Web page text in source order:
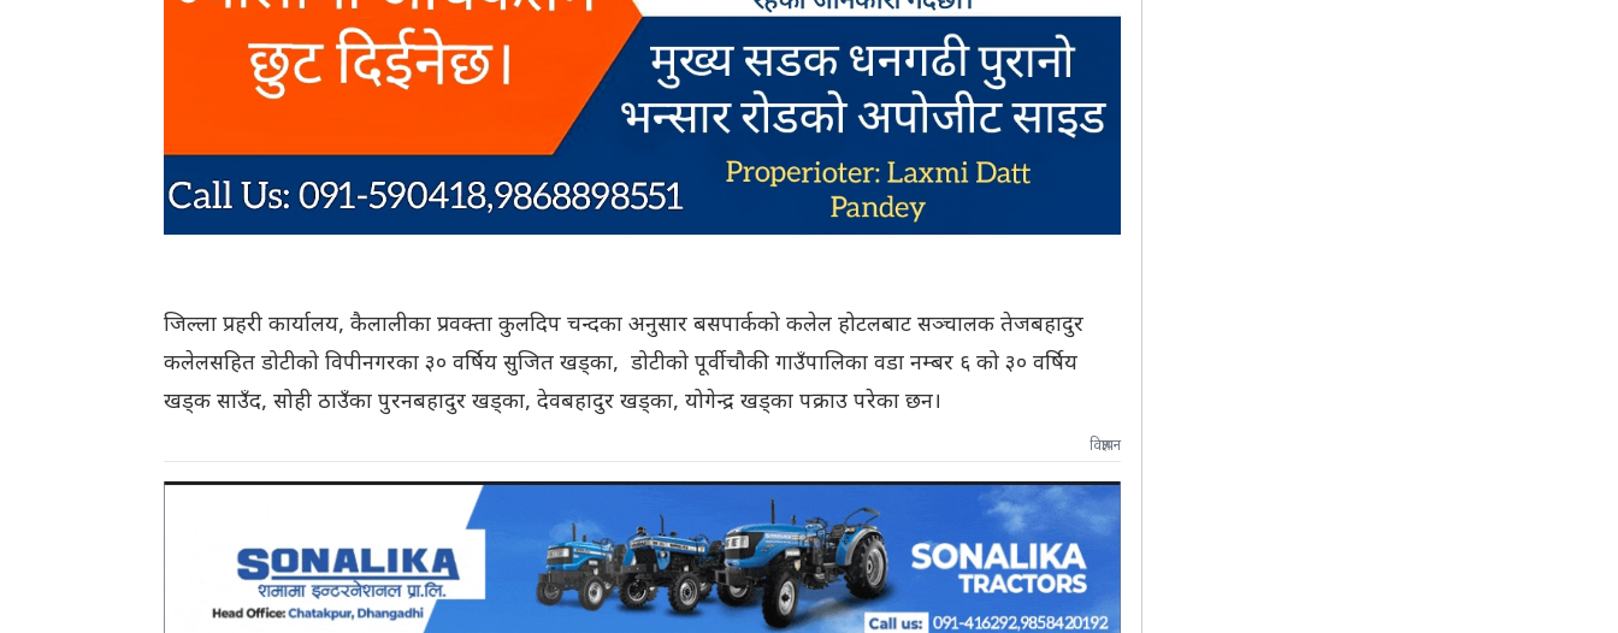
जिल्ला प्रहरी कार्यालय, कैलालीका प्रवक्ता कुलदिप चन्दका अनुसार बसपार्कको कलेल होटलबाट सञ्चालक तेजबहादुर
कलेलसहित डोटीको विपीनगरका ३० वर्षिय सुजित खड्का, डोटीको पूर्वीचौकी गाउँपालिका वडा नम्बर ६ को ३० वर्षिय
खड्क साउँद, सोही ठाउँका पुरनबहादुर खड्का, देवबहादुर खड्का, योगेन्द्र खड्का पक्राउ परेका छन।
विज्ञापन